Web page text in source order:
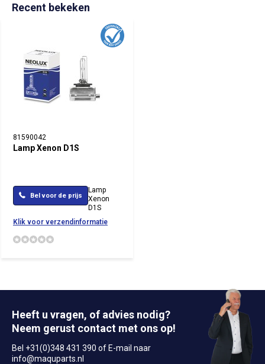
Recent bekeken
81590042
Lamp Xenon D1S
Bel voor de prijs
Lamp
Xenon
D1S
Klik voor verzendinformatie
Heeft u vragen, of advies nodig?
Neem gerust contact met ons op!
Bel +31(0)348 431 390 of E-mail naar
info@maquparts.nl